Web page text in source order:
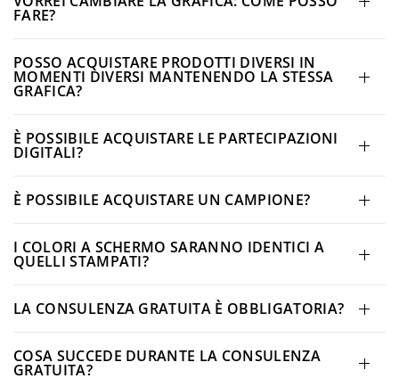
FARE?
POSSO ACQUISTARE PRODOTTI DIVERSI IN
MOMENTI DIVERSI MANTENENDO LA STESSA
GRAFICA?
È POSSIBILE ACQUISTARE LE PARTECIPAZIONI
DIGITALI?
È POSSIBILE ACQUISTARE UN CAMPIONE?
I COLORI A SCHERMO SARANNO IDENTICI A
QUELLI STAMPATI?
LA CONSULENZA GRATUITA È OBBLIGATORIA?
COSA SUCCEDE DURANTE LA CONSULENZA
GRATUITA?